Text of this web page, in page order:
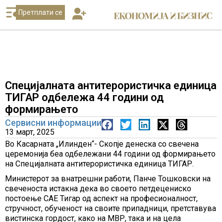
Претплати се
Специјалната антитерористичка единица
ТИГАР одбележа 44 години од
формирањето
Сервисни информации
13 март, 2025
Во Касарната „Илинден“- Скопје денеска со свечена
церемонија беа одбележани 44 години од формирањето
на Специјалната антитерористичка единица ТИГАР.
Министерот за внатрешни работи, Панче Тошковски на
свеченоста истакна дека во своето петдецениско
постоење САЕ Тигар од аспект на професионалност,
стручност, обученост на своите припадници, претставува
вистинска гордост, како на МВР, така и на цела